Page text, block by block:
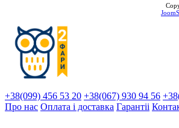
+38(099) 456 53 20 +38(067) 930 94 56
Про нас Оплата і доставка Гарантіi